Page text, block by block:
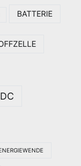
BATTERIE
DC